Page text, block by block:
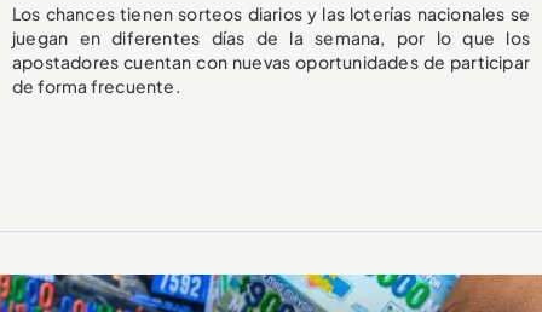
Los chances tienen sorteos diarios y las loterías nacionales se
juegan en diferentes días de la semana, por lo que los
apostadores cuentan con nuevas oportunidades de participar
de forma frecuente.